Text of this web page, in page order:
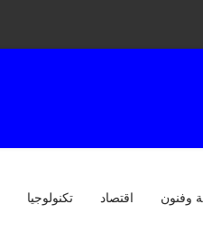
وفنون اقتصاد تكنولوجيا